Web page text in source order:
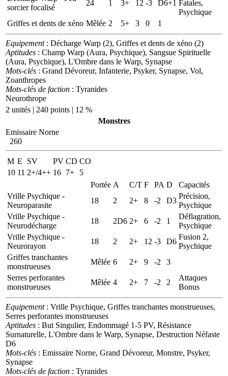
sorcier focalisé
24 1 3+ 12 -3 D6+1 Fatales,
Psychique
Griffes et dents de xéno Mêlée 2 5+ 3 0 1
Equipement: Décharge Warp (2), Griffes et dents de xéno (2)
Aptitudes : Champ Warp (Aura, Psychique), Sangsue Spirituelle
(Aura, Psychique), L'Ombre dans le Warp, Synapse
Mots-clés : Grand Dévoreur, Infanterie, Psyker, Synapse, Vol,
Zoanthropes
Mots-clés de faction : Tyranides
Neurothrope
2 unités | 240 points | 12 %
Monstres
Emissaire Norne
260
M E SV PV CD CO
10 11 2+/4++ 16 7+
5
Portée A C/T F PA D
Capacités
Vrille Psychique -
Neuroparasite
18 2 2+ 8 -2 D3
Précision,
Psychique
Vrille Psychique -
Neurodécharge
18 2D6 2+ 6 -2 1
Déflagration,
Psychique
Vrille Psychique -
Neurorayon
18 2 2+ 12 -3 D6
Fusion 2,
Psychique
Griffes tranchantes
monstrueuses
Mêlée 6 2+ 9 -2
3
Serres perforantes
monstrueuses
Mêlée 4 2+ 7 -2 2
Attaques
Bonus
Equipement: Vrille Psychique, Griffes tranchantes monstrueuses,
Serres perforantes monstrueuses
Aptitudes : But Singulier, Endommagé 1-5 PV, Résistance
Surnaturelle, L'Ombre dans le Warp, Synapse, Destruction Néfaste
D6
Mots-clés : Emissaire Norne, Grand Dévoreur, Monstre, Psyker,
Synapse
Mots-clés de faction : Tyranides